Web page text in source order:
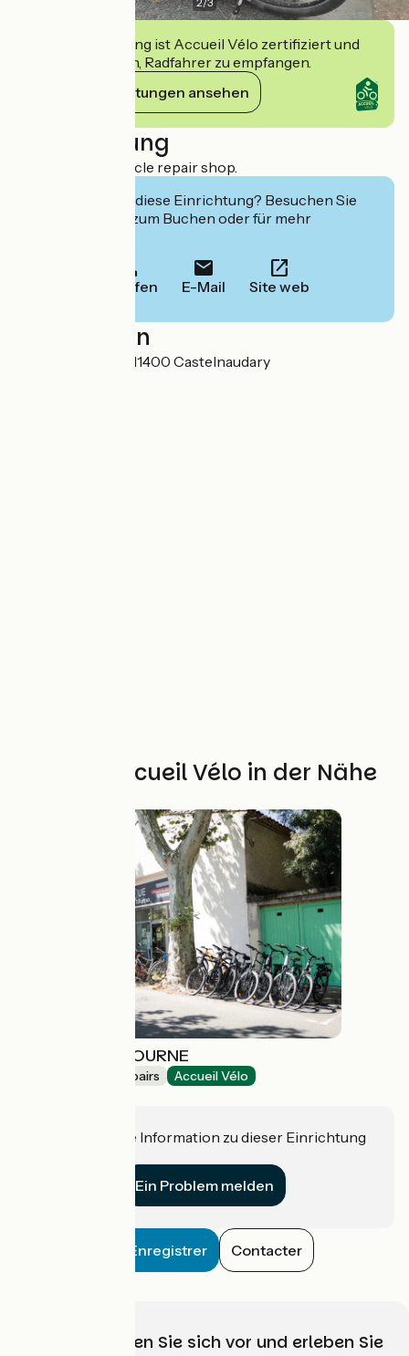
Diese Einrichtung ist Accueil Vélo zertifiziert und
verpflichtet sich, Radfahrer zu empfangen.
Ihre Verpflichtungen ansehen
Beschreibung
Bicycles hire. bicycle repair shop.
Interessiert Sie diese Einrichtung? Besuchen Sie
deren Website zum Buchen oder für mehr
Anrufen E-Mail Site web
Localisation
44 avenue Riquet 11400 Castelnaudary
Weitere Accueil Vélo in der Nähe
LA ROUE QUI TOURNE
Bicycle rentals/ repairs Accueil Vélo
Haben Sie eine Information zu dieser Einrichtung
Ein Problem melden
Enregistrer Contacter
Wählen, bereiten Sie sich vor und erleben Sie